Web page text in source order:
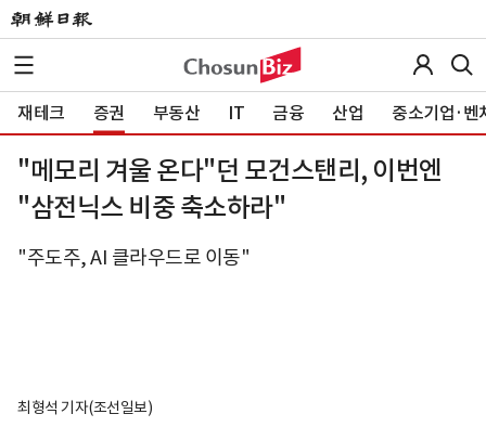
재테크 증권 부동산 IT 금융 산업 중소기업·벤
"메모리 겨울 온다"던 모건스탠리, 이번엔
"삼전닉스 비중 축소하라"
"주도주, AI 클라우드로 이동"
최형석 기자(조선일보)